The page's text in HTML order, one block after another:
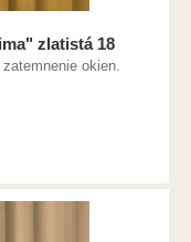
zlatistá 18
okien.